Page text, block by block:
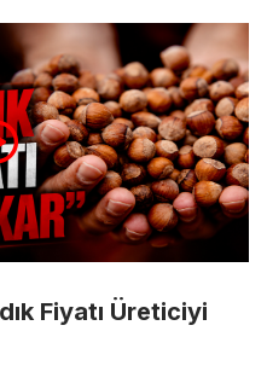
Fiyatı Üreticiyi